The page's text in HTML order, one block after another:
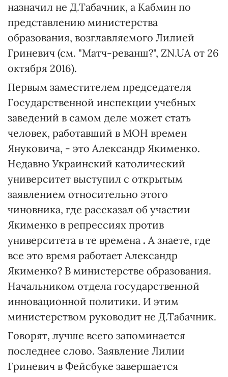
назначил не Д.Табачник, а Кабмин по
представлению министерства
образования, возглавляемого Лилией
Гриневич (см. "Матч-реванш?", ZN.UA от 26
октября 2016).
Первым заместителем председателя
Государственной инспекции учебных
заведений в самом деле может стать
человек, работавший в МОН времен
Януковича, - это Александр Якименко.
Недавно Украинский католический
университет выступил с открытым
заявлением относительно этого
чиновника, где рассказал об участии
Якименко в репрессиях против
университета в те времена . А знаете, где
все это время работает Александр
Якименко? В министерстве образования.
Начальником отдела государственной
инновационной политики. И этим
министерством руководит не Д.Табачник.
Говорят, лучше всего запоминается
последнее слово. Заявление Лилии
Гриневич в Фейсбуке завершается